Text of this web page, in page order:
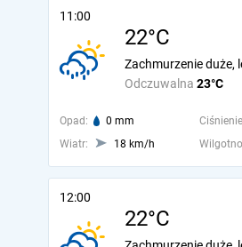
11:00
22°C
Odczuwalna 23°C
Zachmurzenie duże,
Opad: 0 mm
Wiatr:
18 km/h
12:00
22°C